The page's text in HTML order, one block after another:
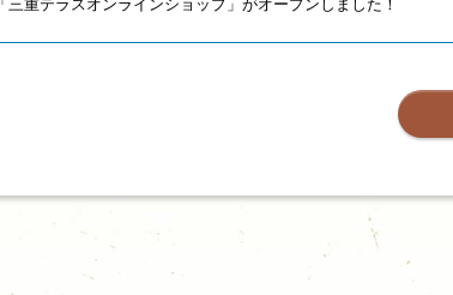
「三重テラスオンラインショップ」がオープンしました！